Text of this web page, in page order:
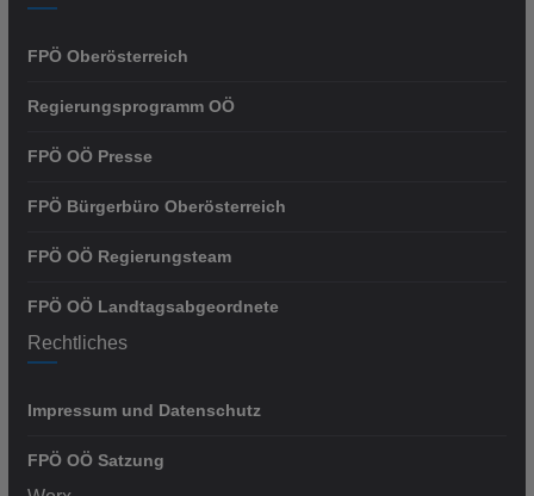
FPÖ Oberösterreich
Regierungsprogramm OÖ
FPÖ OÖ Presse
FPÖ Bürgerbüro Oberösterreich
FPÖ OÖ Regierungsteam
FPÖ OÖ Landtagsabgeordnete
Rechtliches
Impressum und Datenschutz
FPÖ OÖ Satzung